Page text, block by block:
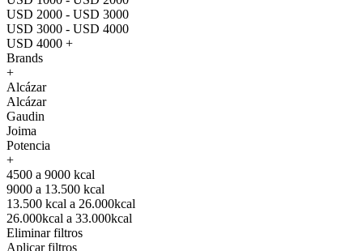
USD 2000 - USD 3000
USD 3000 - USD 4000
USD 4000 +
Brands
+
Alcázar
Alcázar
Gaudin
Joima
Potencia
+
4500 a 9000 kcal
9000 a 13.500 kcal
13.500 kcal a 26.000kcal
26.000kcal a 33.000kcal
Eliminar filtros
Aplicar filtros